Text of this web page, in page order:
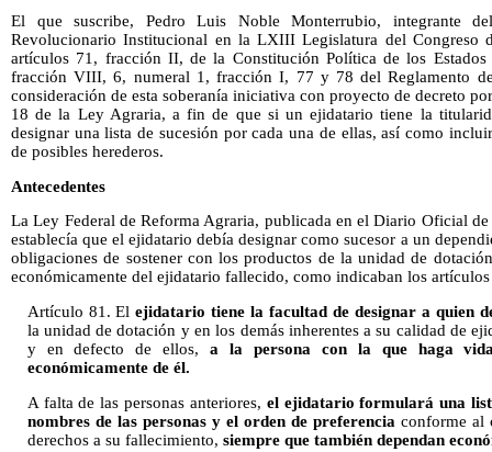
El que suscribe, Pedro Luis Noble Monterrubio, integrante
Revolucionario Institucional en la LXIII Legislatura del Congreso
artículos 71, fracción II, de la Constitución Política de los
fracción VIII, 6, numeral 1, fracción I, 77 y 78 del Reglamento
consideración de esta soberanía iniciativa con proyecto de decreto
18 de la Ley Agraria, a fin de que si un ejidatario tiene la
designar una lista de sucesión por cada una de ellas, así como
de posibles herederos.
Antecedentes
La Ley Federal de Reforma Agraria, publicada en el Diario Oficial
establecía que el ejidatario debía designar como sucesor a un
obligaciones de sostener con los productos de la unidad de
económicamente del ejidatario fallecido, como indicaban los
Artículo 81. Elejidatario tiene la facultad de designar a quien
la unidad de dotación y en los demás inherentes a su calidad de
y en defecto de ellos,a la persona con la que haga
económicamente de él.
A falta de las personas anteriores, el ejidatario formulará una
nombres de las personas y el orden de preferencia conforme al
derechos a su fallecimiento, siempre que también dependan